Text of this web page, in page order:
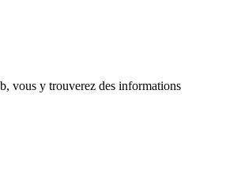
vous y trouverez des informations